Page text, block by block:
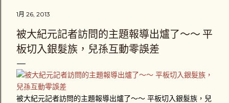
1月 26, 2013
被大紀元記者訪問的主題報導出爐了～～ 平
板切入銀髮族，兒孫互動零誤差
被大紀元記者訪問的主題報導出爐了～～ 平板切入銀髮族，兒